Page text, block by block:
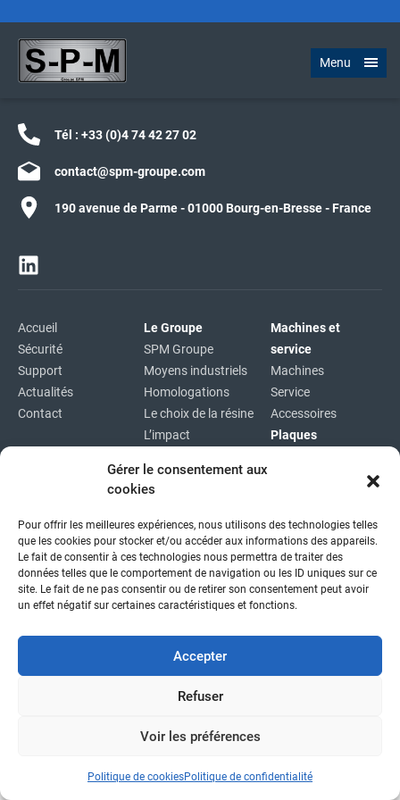
Gérer le consentement aux
cookies
Pour offrir les meilleures expériences, nous utilisons des technologies telles
que les cookies pour stocker et/ou accéder aux informations des appareils.
Le fait de consentir à ces technologies nous permettra de traiter des
données telles que le comportement de navigation ou les ID uniques sur ce
site. Le fait de ne pas consentir ou de retirer son consentement peut avoir
un effet négatif sur certaines caractéristiques et fonctions.
Accepter
Refuser
Voir les préférences
Politique de cookiesPolitique de confidentialité
Menu
Tél : +33 (0)4 74 42 27 02
contact@spm-groupe.com
190 avenue de Parme - 01000 Bourg-en-Bresse - France
Accueil
Sécurité
Support
Actualités
Contact
Le Groupe
SPM Groupe
Moyens industriels
Homologations
Le choix de la résine
L’impact
Machines et
service
Machines
Service
Accessoires
Plaques
Plan du site
Copyright © 2026|Mentions légales|Confidentialité|
fait avec
par l'agence idcom